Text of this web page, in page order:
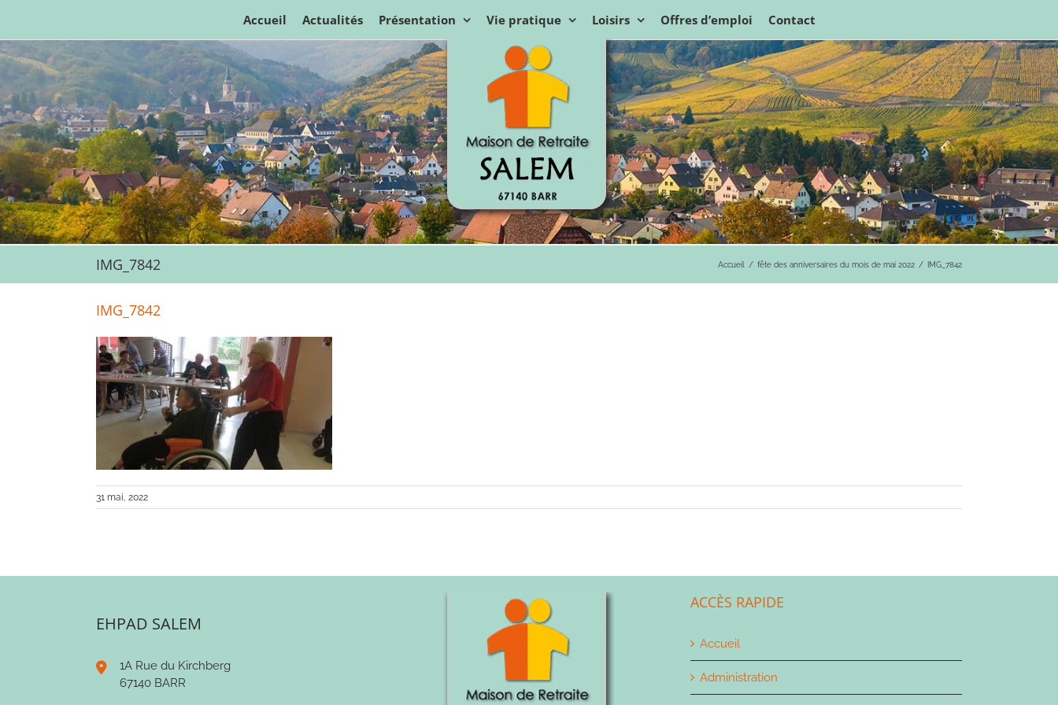
contenu
Accueil Actualités Présentation Vie pratique Loisirs Offres d’emploi Contact
IMG_7842 Accueil fête des anniversaires du mois de mai 2022 IMG_7842
IMG_7842
31 mai, 2022
EHPAD SALEM
1A Rue du Kirchberg
67140 BARR
ACCÈS RAPIDE
Accueil
Administration